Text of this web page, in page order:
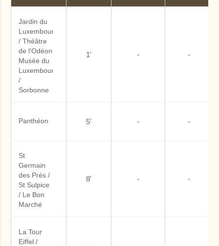
Jardin du
Luxembourg
/ Théâtre
de l'Odéon
Musée du
Luxembourg
/
Sorbonne
1' - -
Panthéon 5' - -
St
Germain
des Prés /
St Sulpice
/ Le Bon
Marché
8' - -
La Tour
Eiffel /